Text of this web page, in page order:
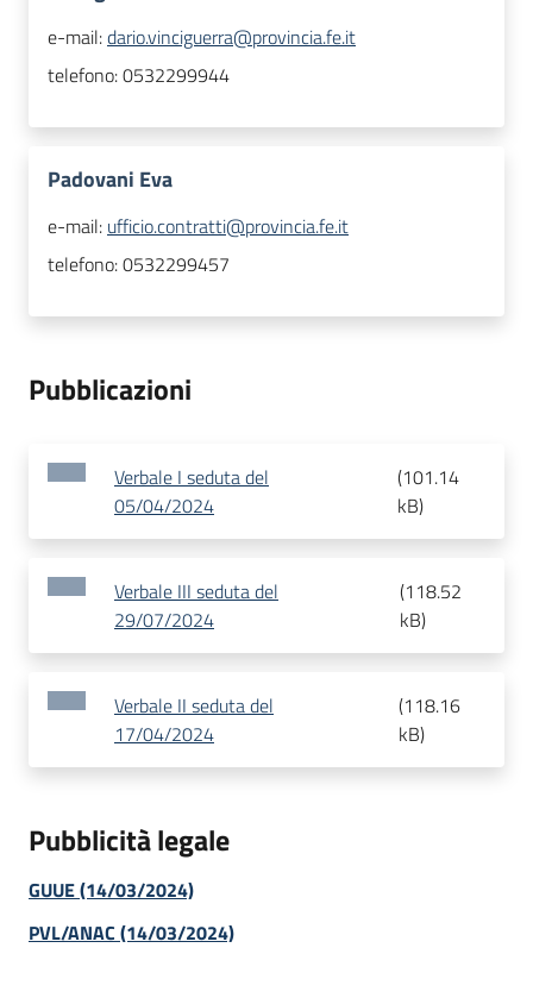
e-mail:dario.vinciguerra@provincia.fe.it
telefono:0532299944
Padovani Eva
e-mail: ufficio.contratti@provincia.fe.it
telefono:0532299457
Pubblicazioni
Verbale I seduta del
05/04/2024
(101.14
kB)
Verbale III seduta del
29/07/2024
(118.52
kB)
Verbale II seduta del
17/04/2024
(118.16
kB)
Pubblicità legale
GUUE (14/03/2024)
PVL/ANAC (14/03/2024)